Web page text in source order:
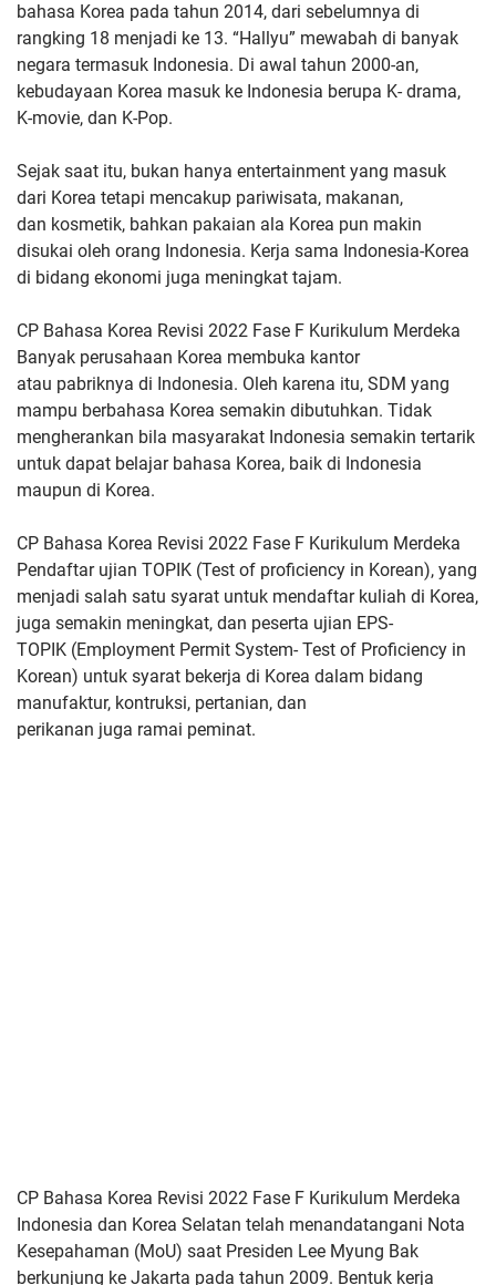
bahasa Korea pada tahun 2014, dari sebelumnya di
rangking 18 menjadi ke 13. “Hallyu” mewabah di banyak
negara termasuk Indonesia. Di awal tahun 2000-an,
kebudayaan Korea masuk ke Indonesia berupa K-drama,
K-movie, dan K-Pop.
Sejak saat itu, bukan hanya entertainment yang masuk
dari Korea tetapi mencakup pariwisata, makanan,
dan kosmetik, bahkan pakaian ala Korea pun makin
disukai oleh orang Indonesia. Kerja sama Indonesia-Korea
di bidang ekonomi juga meningkat tajam.
CP Bahasa Korea Revisi 2022 Fase F Kurikulum Merdeka
Banyak perusahaan Korea membuka kantor
atau pabriknya di Indonesia. Oleh karena itu, SDM yang
mampu berbahasa Korea semakin dibutuhkan. Tidak
mengherankan bila masyarakat Indonesia semakin tertarik
untuk dapat belajar bahasa Korea, baik di Indonesia
maupun di Korea.
CP Bahasa Korea Revisi 2022 Fase F Kurikulum Merdeka
Pendaftar ujian TOPIK (Test of proficiency in Korean), yang
menjadi salah satu syarat untuk mendaftar kuliah di Korea,
juga semakin meningkat, dan peserta ujian EPS-
TOPIK (Employment Permit System- Test of Proficiency in
Korean) untuk syarat bekerja di Korea dalam bidang
manufaktur, kontruksi, pertanian, dan
perikanan juga ramai peminat.
CP Bahasa Korea Revisi 2022 Fase F Kurikulum Merdeka
Indonesia dan Korea Selatan telah menandatangani Nota
Kesepahaman (MoU) saat Presiden Lee Myung Bak
berkunjung ke Jakarta pada tahun 2009. Bentuk kerja